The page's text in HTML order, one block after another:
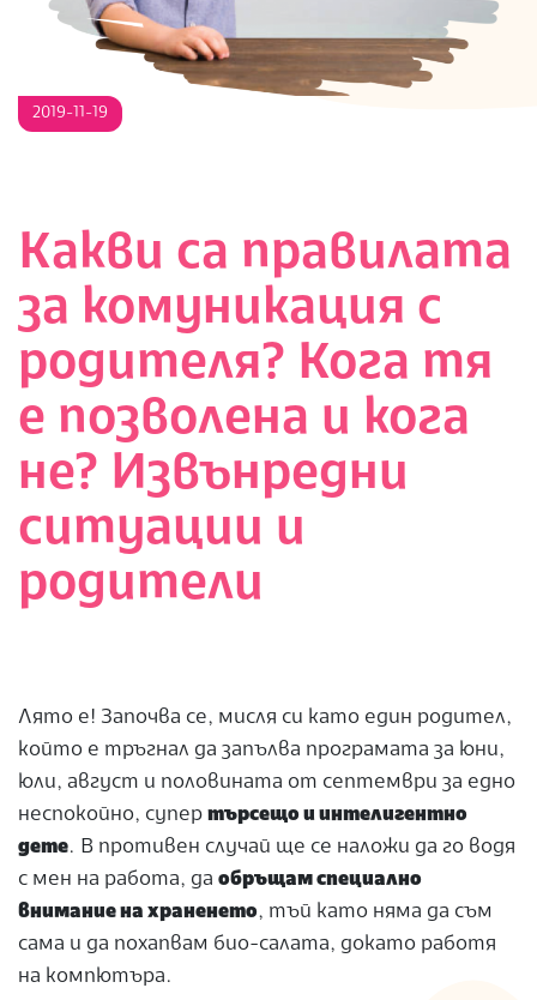
2019-11-19
Какви са правилата
за комуникация с
родителя? Кога тя
е позволена и кога
не? Извънредни
ситуации и
родители
Лято е! Започва се, мисля си като един родител,
който е тръгнал да запълва програмата за юни,
юли, август и половината от септември за едно
неспокойно, супер търсещо и интелигентно
дете. В противен случай ще се наложи да го водя
с мен на работа, да обръщам специално
внимание на храненето, тъй като няма да съм
сама и да похапвам био-салата, докато работя
на компютъра.